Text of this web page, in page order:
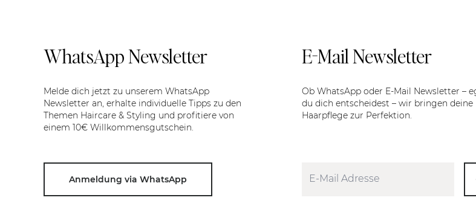
WhatsApp Newsletter
Melde dich jetzt zu unserem WhatsApp
Newsletter an, erhalte individuelle Tipps zu den
Themen Haircare & Styling und profitiere von
einem 10€ Willkommensgutschein.
Anmeldung via WhatsApp
E-Mail Newsletter
Ob WhatsApp oder E-Mail Newsletter –
du dich entscheidest – wir bringen deine
Haarpflege zur Perfektion.